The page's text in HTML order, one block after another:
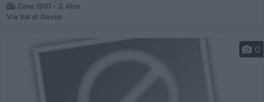
Zone (BS) - 2.4km
Via Val di Gasso
0